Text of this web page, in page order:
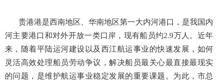
贵港港是西南地区、华南地区第一大内河港口，是我国内
河主要港口和对外开放一类口岸，现有船员约2.9万人。近年
来，随着平陆运河建设以及西江航运事业的快速发展，如何
灵活高效处理船员劳动争议，解决船员最关心最直接最现实
的问题，是维护航运事业稳定发展的重要课题。为此，市总